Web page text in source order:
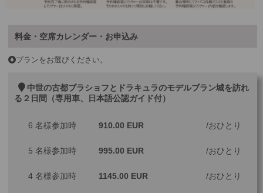
料金・空席カレンダー・お申込み
プランをお選びください。
中世の古都ブラショフとドラキュラのモデルブラン城を訪れ
る２日間（専用車、日本語公認ガイド付）
6 名様参加時 910.00 EUR おひとり
5 名様参加時 995.00 EUR おひとり
4 名様参加時 1145.00 EUR おひとり